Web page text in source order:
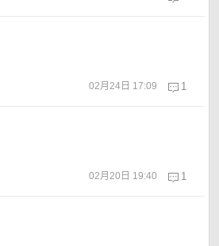
02月24日 17:09 1
02月20日 19:40 1